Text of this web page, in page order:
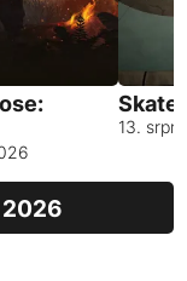
13.
2026